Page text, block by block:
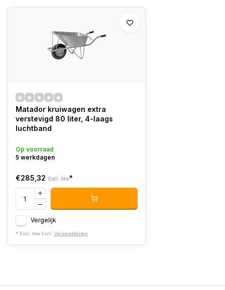
Matador kruiwagen extra
verstevigd 80 liter, 4-laags
luchtband
Op voorraad
5 werkdagen
€285,32 Excl. btw*
Vergelijk
* Excl. btw Excl. Verzendkosten